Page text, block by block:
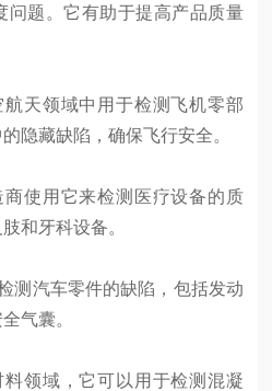
问题。它有助于提高产品质量
天领域中用于检测飞机零部
隐藏缺陷，确保飞行安全。
使用它来检测医疗设备的质
和牙科设备。
测汽车零件的缺陷，包括发动
气囊。
领域，它可以用于检测混凝